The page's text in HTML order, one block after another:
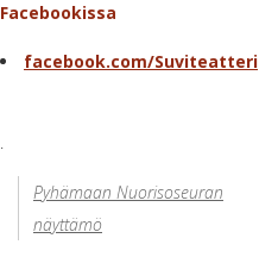
Facebookissa
facebook.com/Suviteatteri
.
Pyhämaan Nuorisoseuran
näyttämö